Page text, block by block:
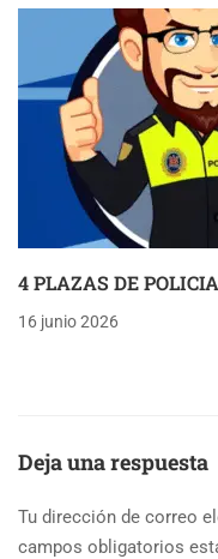
4 PLAZAS DE
16 junio 2026
Deja una respuesta
Tu dirección de correo
campos obligatorios